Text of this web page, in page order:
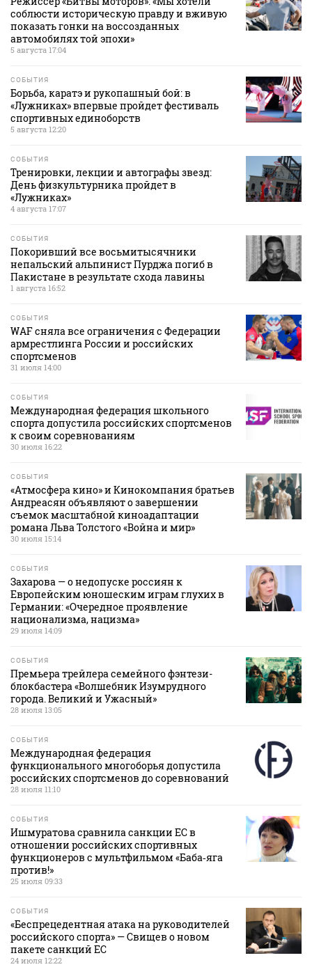
соблюсти историческую правду и вживую
показать гонки на воссозданных
автомобилях той эпохи»
5 августа 17:04
СОБЫТИЯ
Борьба, каратэ и рукопашный бой: в
«Лужниках» впервые пройдет фестиваль
спортивных единоборств
5 августа 12:20
СОБЫТИЯ
Тренировки, лекции и автографы звезд:
День физкультурника пройдет в
«Лужниках»
4 августа 17:07
СОБЫТИЯ
Покоривший все восьмитысячники
непальский альпинист Пурджа погиб в
Пакистане в результате схода лавины
1 августа 16:52
СОБЫТИЯ
WAF сняла все ограничения с Федерации
армрестлинга России и российских
спортсменов
31 июля 14:00
СОБЫТИЯ
Международная федерация школьного
спорта допустила российских спортсменов
к своим соревнованиям
30 июля 16:22
СОБЫТИЯ
«Атмосфера кино» и Кинокомпания братьев
Андреасян объявляют о завершении
съемок масштабной киноадаптации
романа Льва Толстого «Война и мир»
30 июля 15:14
СОБЫТИЯ
Захарова — о недопуске россиян к
Европейским юношеским играм глухих в
Германии: «Очередное проявление
национализма, нацизма»
29 июля 14:09
СОБЫТИЯ
Премьера трейлера семейного фэнтези-
блокбастера «Волшебник Изумрудного
города. Великий и Ужасный»
28 июля 13:05
СОБЫТИЯ
Международная федерация
функционального многоборья допустила
российских спортсменов до соревнований
28 июля 11:10
СОБЫТИЯ
Ишмуратова сравнила санкции ЕС в
отношении российских спортивных
функционеров с мультфильмом «Баба‑яга
против!»
25 июля 09:33
СОБЫТИЯ
«Беспрецедентная атака на руководителей
российского спорта» — Свищев о новом
пакете санкций ЕС
24 июля 12:22